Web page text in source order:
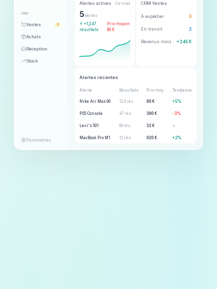
CRM
Ventes 3
Achats
Réception
Stock
Paramètres
Alertes actives Ce mois
5alertes
↑ +1,247
résultats
Prix moyen
89 €
CRM Ventes ⋯
À expédier 3
En transit 2
Revenus mois +245 €
Alertes récentes
Alerte Résultats Prix moy. Tendance
Nike Air Max 90 124 rés. 89 € +5%
PS5 Console 47 rés. 380 € -3%
Levi's 501 89 rés. 32 € =
MacBook Pro M1 12 rés. 920 € +2%